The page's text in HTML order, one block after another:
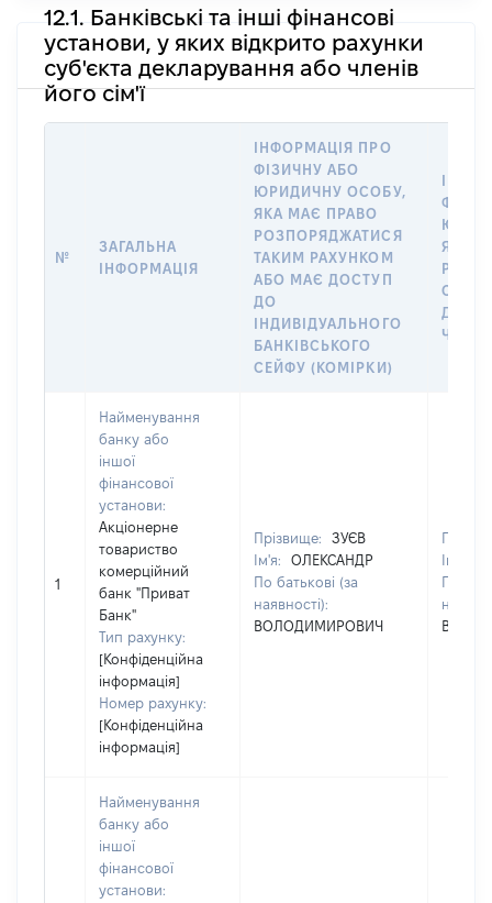
12.1. Банківські та інші фінансові
установи, у яких відкрито рахунки
суб'єкта декларування або членів
його сім'ї
№
ЗАГАЛЬНА
ІНФОРМАЦІЯ
ІНФОРМАЦІЯ ПРО
ФІЗИЧНУ АБО
ЮРИДИЧНУ ОСОБУ,
ЯКА МАЄ ПРАВО
РОЗПОРЯДЖАТИСЯ
ТАКИМ РАХУНКОМ
АБО МАЄ ДОСТУП
ДО
ІНДИВІДУАЛЬНОГО
БАНКІВСЬКОГО
СЕЙФУ (КОМІРКИ)
ЯКА
1
Найменування
банку або
іншої
фінансової
установи:
Акціонерне
товариство
комерційний
банк "Приват
Банк"
Тип рахунку:
[Конфіденційна
інформація]
Номер рахунку:
[Конфіденційна
інформація]
Прізвище:
ЗУЄВ
Ім'я:
ОЛЕКСАНДР
По батькові (за
наявності):
ВОЛОДИМИРОВИЧ
Ім'я:
По
Найменування
банку або
іншої
фінансової
установи: